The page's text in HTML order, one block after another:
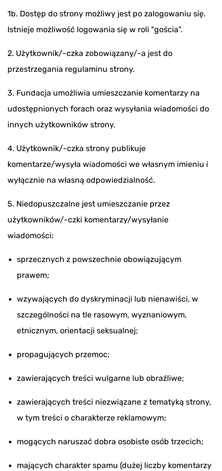
1b. Dostęp do strony możliwy jest po zalogowaniu się.
Istnieje możliwość logowania się w roli "gościa".
2. Użytkownik/-czka zobowiązany/-a jest do
przestrzegania regulaminu strony.
3. Fundacja umożliwia umieszczanie komentarzy na
udostępnionych forach oraz wysyłania wiadomości do
innych użytkowników strony.
4. Użytkownik/-czka strony publikuje
komentarze/wysyła wiadomości we własnym imieniu i
wyłącznie na własną odpowiedzialność.
5. Niedopuszczalne jest umieszczanie przez
użytkowników/-czki komentarzy/wysyłanie
wiadomości:
sprzecznych z powszechnie obowiązującym
prawem;
wzywających do dyskryminacji lub nienawiści, w
szczególności na tle rasowym, wyznaniowym,
etnicznym, orientacji seksualnej;
propagujących przemoc;
zawierających treści wulgarne lub obraźliwe;
zawierających treści niezwiązane z tematyką strony,
w tym treści o charakterze reklamowym;
mogących naruszać dobra osobiste osób trzecich;
mających charakter spamu (dużej liczby komentarzy